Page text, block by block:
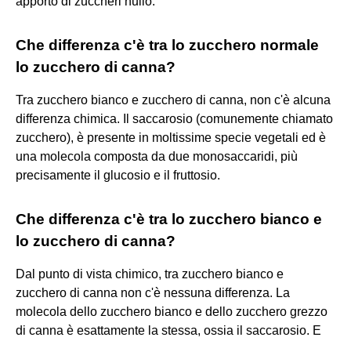
Che differenza c'è tra lo zucchero normale
lo zucchero di canna?
Tra zucchero bianco e zucchero di canna, non c'è alcuna
differenza chimica. Il saccarosio (comunemente chiamato
zucchero), è presente in moltissime specie vegetali ed è
una molecola composta da due monosaccaridi, più
precisamente il glucosio e il fruttosio.
Che differenza c'è tra lo zucchero bianco e
lo zucchero di canna?
Dal punto di vista chimico, tra zucchero bianco e
zucchero di canna non c'è nessuna differenza. La
molecola dello zucchero bianco e dello zucchero grezzo
di canna è esattamente la stessa, ossia il saccarosio. E